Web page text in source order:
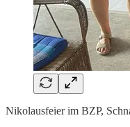
Nikolausfeier im BZP,